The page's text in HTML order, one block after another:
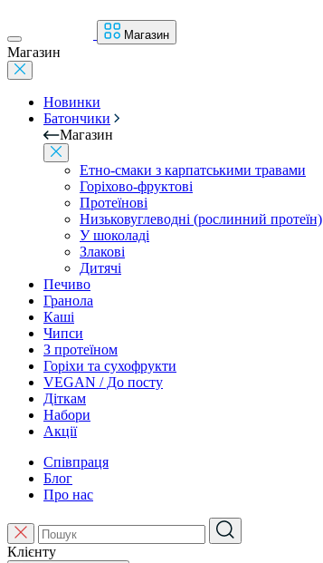
Магазин
Магазин
Новинки
Батончики
Магазин
Етно-смаки з карпатськими травами
Горіхово-фруктові
Протеїнові
Низьковуглеводні (рослинний протеїн)
У шоколаді
Злакові
Дитячі
Печиво
Гранола
Каші
Чипси
З протеїном
Горіхи та сухофрукти
VEGAN / До посту
Діткам
Набори
Акції
Співпраця
Блог
Про нас
Клієнту